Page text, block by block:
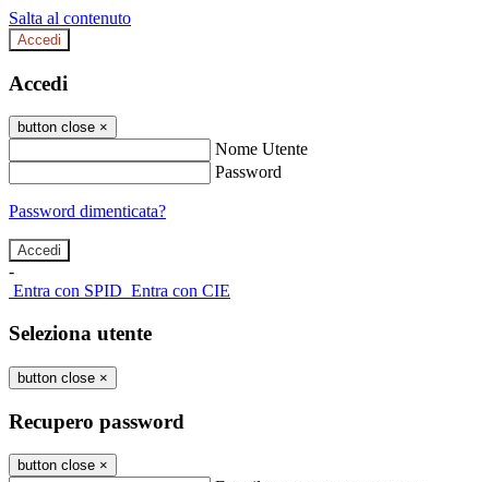
Salta al contenuto
Accedi
Accedi
button close ×
Nome Utente
Password
Password dimenticata?
-
Entra con SPID Entra con CIE
Seleziona utente
button close ×
Recupero password
button close ×